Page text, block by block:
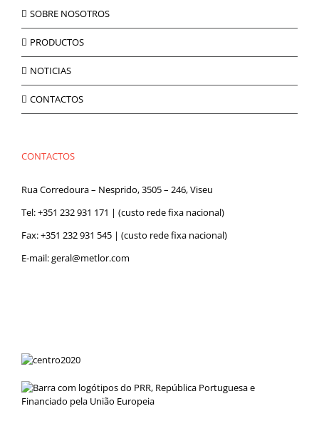
SOBRE NOSOTROS
PRODUCTOS
NOTICIAS
CONTACTOS
CONTACTOS
Rua Corredoura – Nesprido, 3505 – 246, Viseu
Tel:+351 232 931 171 | (custo rede fixa nacional)
Fax: +351 232 931 545 | (custo rede fixa nacional)
E-mail:geral@metlor.com